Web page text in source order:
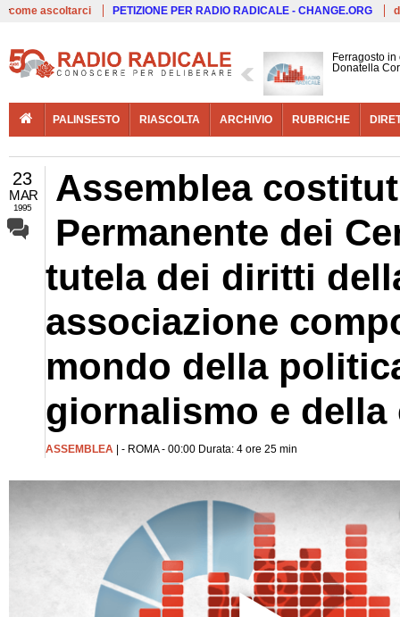
come ascoltarci PETIZIONE PER RADIO RADICALE - CHANGE.ORG
Ferragosto
Donatella
PALINSESTO RIASCOLTA ARCHIVIO RUBRICHE
23
MAR
1995
Assemblea
Permanente dei
tutela dei diritti
associazione
mondo della
giornalismo e della
ASSEMBLEA | - ROMA - 00:00 Durata: 4 ore 25 min